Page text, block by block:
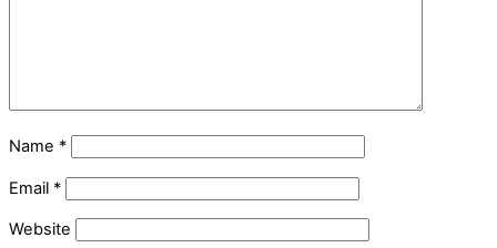
Name *
Email *
Website